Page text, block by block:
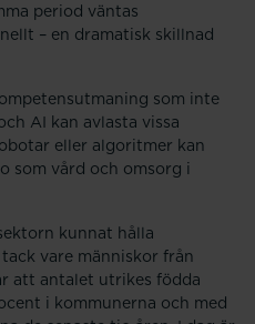
period väntas
– en dramatisk skillnad
som inte
AI kan avlasta vissa
eller algoritmer kan
som vård och omsorg i
kunnat hålla
vare människor från
att antalet utrikes födda
i kommunerna och med